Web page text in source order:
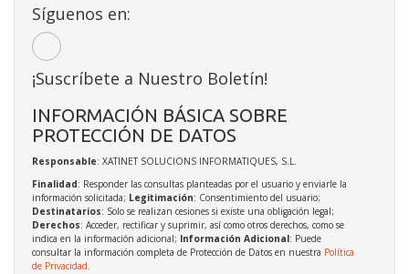
Síguenos en:
¡Suscríbete a Nuestro Boletín!
INFORMACIÓN BÁSICA SOBRE
PROTECCIÓN DE DATOS
Responsable: XATINET SOLUCIONS INFORMATIQUES, S.L.
Finalidad: Responder las consultas planteadas por el usuario y enviarle la
información solicitada; Legitimación: Consentimiento del usuario;
Destinatarios: Solo se realizan cesiones si existe una obligación legal;
Derechos: Acceder, rectificar y suprimir, así como otros derechos, como se
indica en la información adicional; Información Adicional: Puede
consultar la información completa de Protección de Datos en nuestra Política
de Privacidad.